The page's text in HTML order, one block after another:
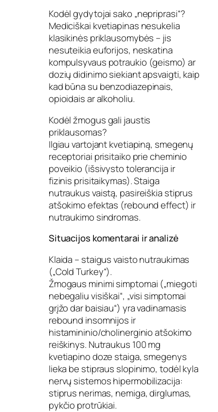
Kodėl gydytojai sako „nepriprasi“?
Mediciškai kvetiapinas nesukelia
klasikinės priklausomybės – jis
nesuteikia euforijos, neskatina
kompulsyvaus potraukio (geismo) ar
dozių didinimo siekiant apsvaigti, kaip
kad būna su benzodiazepinais,
opioidais ar alkoholiu.
Kodėl žmogus gali jaustis
priklausomas?
Ilgiau vartojant kvetiapiną, smegenų
receptoriai prisitaiko prie cheminio
poveikio (išsivysto tolerancija ir
fizinis prisitaikymas). Staiga
nutraukus vaistą, pasireiškia stiprus
atšokimo efektas (rebound effect) ir
nutraukimo sindromas.
Situacijos komentarai ir analizė
Klaida – staigus vaisto nutraukimas
(„Cold Turkey“).
Žmogaus minimi simptomai („miegoti
nebegaliu visiškai“, „visi simptomai
grįžo dar baisiau“) yra vadinamasis
rebound insomnijos ir
histamininio/cholinerginio atšokimo
reiškinys. Nutraukus 100 mg
kvetiapino doze staiga, smegenys
lieka be stipraus slopinimo, todėl kyla
nervų sistemos hipermobilizacija:
stiprus nerimas, nemiga, dirglumas,
pykčio protrūkiai.